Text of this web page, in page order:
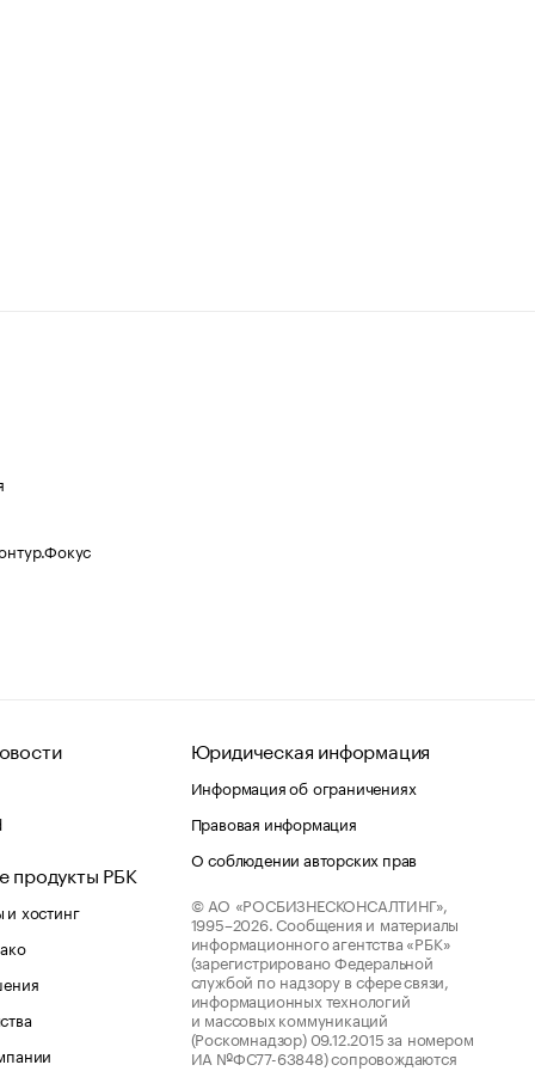
продукты РБК
хостинг
Юридическая информация
Информация об ограничениях
Правовая информация
О соблюдении авторских прав
© АО «РОСБИЗНЕСКОНСАЛТИНГ»,
1995–2026. Сообщения и материалы
информационного агентства «РБК»
(зарегистрировано Федеральной
службой по надзору в сфере связи,
информационных технологий
и массовых коммуникаций
(Роскомнадзор) 09.12.2015 за номером
ИА №ФС77-63848) сопровождаются